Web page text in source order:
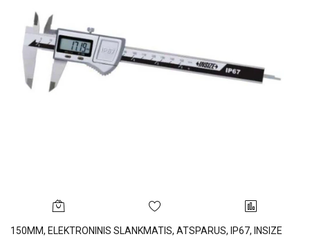
150MM, ELEKTRONINIS SLANKMATIS, ATSPARUS, IP67, INSIZE